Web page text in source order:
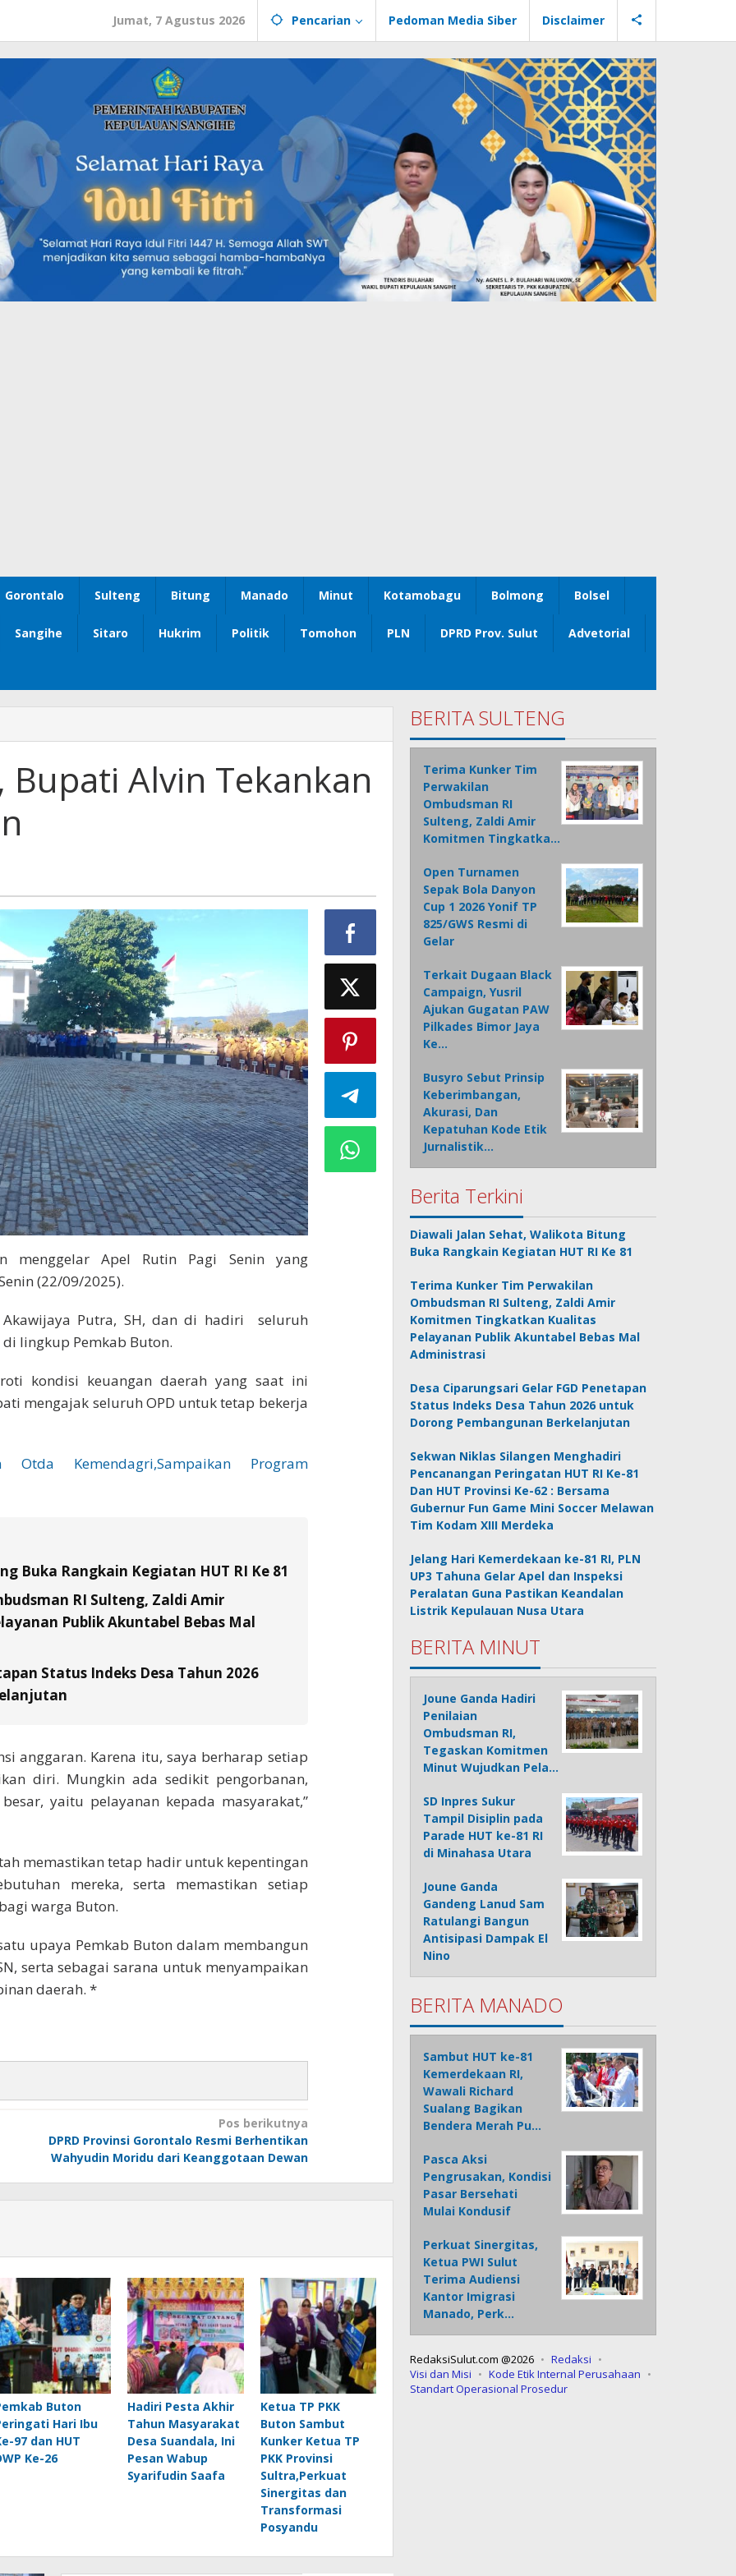
Jumat, 7 Agustus 2026 Pencarian Pedoman Media Siber Disclaimer
Gorontalo Sulteng Bitung Manado Minut Kotamobagu Bolmong Bolsel
Sangihe Sitaro Hukrim Politik Tomohon PLN DPRD Prov. Sulut Advetorial
Bupati Alvin Tekankan
menggelar Apel Rutin Pagi Senin yang
(22/09/2025).
Putra, SH, dan di hadiri seluruh
lingkup Pemkab Buton.
kondisi keuangan daerah yang saat ini
mengajak seluruh OPD untuk tetap bekerja
Kemendagri,Sampaikan Program
Buka Rangkain Kegiatan HUT RI Ke 81
RI Sulteng, Zaldi Amir
Publik Akuntabel Bebas Mal
Status Indeks Desa Tahun 2026
anggaran. Karena itu, saya berharap setiap
diri. Mungkin ada sedikit pengorbanan,
yaitu pelayanan kepada masyarakat,”
memastikan tetap hadir untuk kepentingan
mereka, serta memastikan setiap
warga Buton.
upaya Pemkab Buton dalam membangun
serta sebagai sarana untuk menyampaikan
daerah. *
Pos berikutnya
DPRD Provinsi Gorontalo Resmi Berhentikan
Wahyudin Moridu dari Keanggotaan Dewan
Buton
Hari Ibu
97 dan HUT
Ke-26
Hadiri Pesta Akhir
Tahun Masyarakat
Desa Suandala, Ini
Pesan Wabup
Syarifudin Saafa
Ketua TP PKK
Buton Sambut
Kunker Ketua TP
PKK Provinsi
Sultra,Perkuat
Sinergitas dan
Transformasi
Posyandu
BERITA SULTENG
Terima Kunker Tim
Perwakilan
Ombudsman RI
Sulteng, Zaldi Amir
Komitmen Tingkatka…
Open Turnamen
Sepak Bola Danyon
Cup 1 2026 Yonif TP
825/GWS Resmi di
Gelar
Terkait Dugaan Black
Campaign, Yusril
Ajukan Gugatan PAW
Pilkades Bimor Jaya
Ke…
Busyro Sebut Prinsip
Keberimbangan,
Akurasi, Dan
Kepatuhan Kode Etik
Jurnalistik…
Berita Terkini
Diawali Jalan Sehat, Walikota Bitung
Buka Rangkain Kegiatan HUT RI Ke 81
Terima Kunker Tim Perwakilan
Ombudsman RI Sulteng, Zaldi Amir
Komitmen Tingkatkan Kualitas
Pelayanan Publik Akuntabel Bebas Mal
Administrasi
Desa Ciparungsari Gelar FGD Penetapan
Status Indeks Desa Tahun 2026 untuk
Dorong Pembangunan Berkelanjutan
Sekwan Niklas Silangen Menghadiri
Pencanangan Peringatan HUT RI Ke-81
Dan HUT Provinsi Ke-62 : Bersama
Gubernur Fun Game Mini Soccer Melawan
Tim Kodam XIII Merdeka
Jelang Hari Kemerdekaan ke-81 RI, PLN
UP3 Tahuna Gelar Apel dan Inspeksi
Peralatan Guna Pastikan Keandalan
Listrik Kepulauan Nusa Utara
BERITA MINUT
Joune Ganda Hadiri
Penilaian
Ombudsman RI,
Tegaskan Komitmen
Minut Wujudkan Pela…
SD Inpres Sukur
Tampil Disiplin pada
Parade HUT ke-81 RI
di Minahasa Utara
Joune Ganda
Gandeng Lanud Sam
Ratulangi Bangun
Antisipasi Dampak El
Nino
BERITA MANADO
Sambut HUT ke-81
Kemerdekaan RI,
Wawali Richard
Sualang Bagikan
Bendera Merah Pu…
Pasca Aksi
Pengrusakan, Kondisi
Pasar Bersehati
Mulai Kondusif
Perkuat Sinergitas,
Ketua PWI Sulut
Terima Audiensi
Kantor Imigrasi
Manado, Perk…
RedaksiSulut.com @2026
Redaksi
Visi dan Misi
Kode Etik Internal Perusahaan
Standart Operasional Prosedur